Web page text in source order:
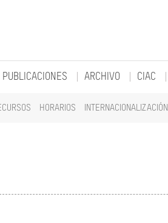
HORARIOS INTERNACIONALIZACIÓN
PUBLICACIONES ARCHIVO CIAC